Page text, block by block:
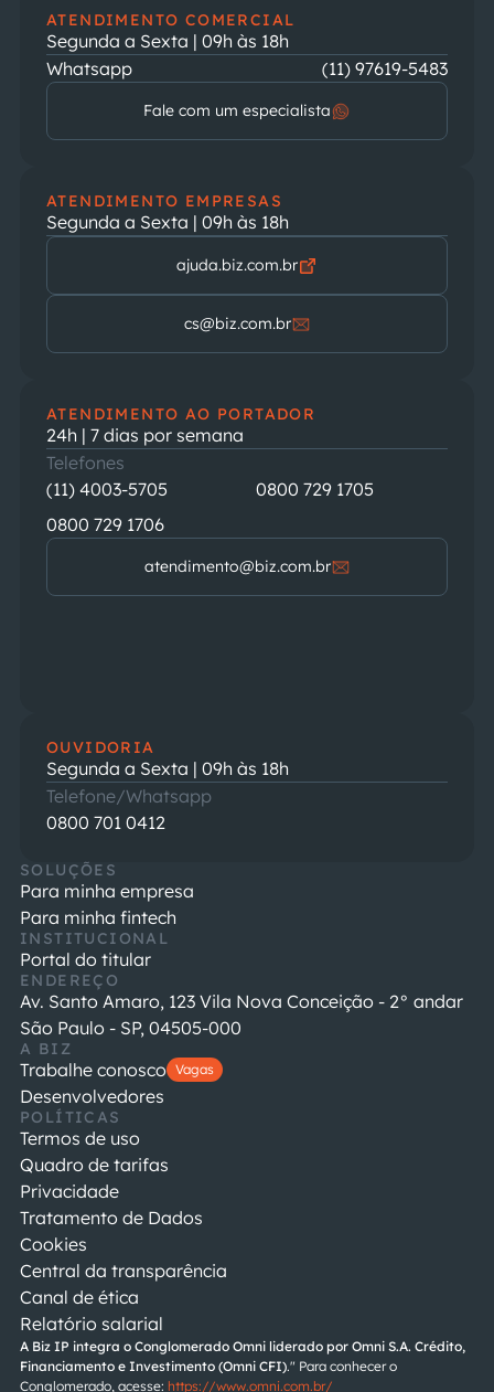
SOLUÇÕES
Para minha empresa
Para minha fintech
INSTITUCIONAL
Portal do titular
ENDEREÇO
Av. Santo Amaro, 123 Vila Nova Conceição - 2° andar
São Paulo - SP, 04505-000
A BIZ
Trabalhe conosco Vagas
Desenvolvedores
POLÍTICAS
Termos de uso
Quadro de tarifas
Privacidade
Tratamento de Dados
Cookies
Central da transparência
Canal de ética
Relatório salarial
ATENDIMENTO COMERCIAL
Segunda a Sexta | 09h às 18h
Whatsapp
(11) 97619-5483
Fale com um especialista
ATENDIMENTO EMPRESAS
Segunda a Sexta | 09h às 18h
ajuda.biz.com.br
cs@biz.com.br
ATENDIMENTO AO PORTADOR
24h | 7 dias por semana
Telefones
(11) 4003-5705
0800 729 1705
0800 729 1706
atendimento@biz.com.br
OUVIDORIA
Segunda a Sexta | 09h às 18h
Telefone/Whatsapp
0800 701 0412
A Biz IP integra o Conglomerado Omni liderado por Omni S.A. Crédito,
Financiamento e Investimento (Omni CFI)." Para conhecer o
Conglomerado, acesse: https://www.omni.com.br/